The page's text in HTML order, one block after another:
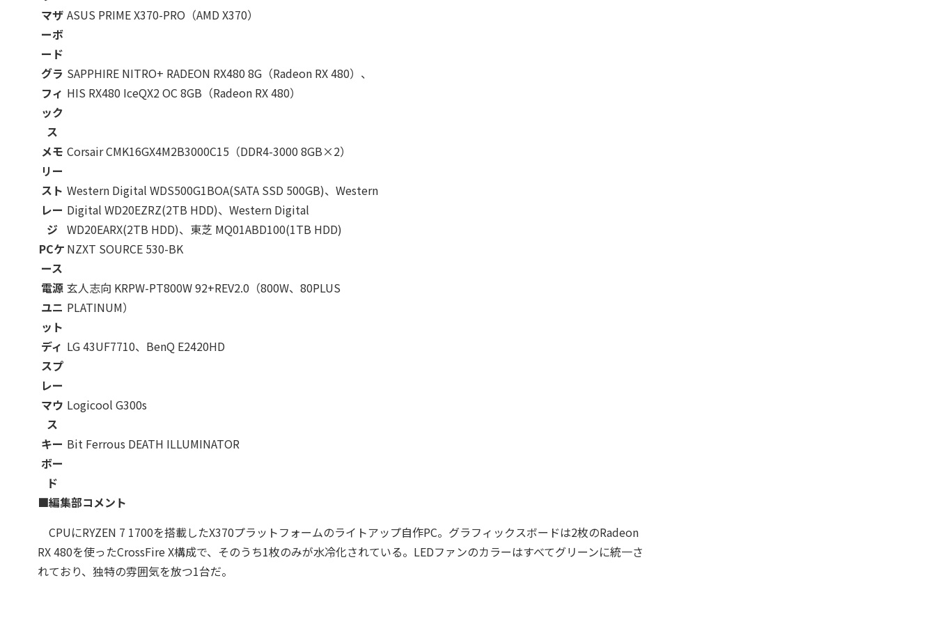
マザ
ーボ
ード
ASUS PRIME X370-PRO（AMD X370）
グラ
フィ
ック
ス
SAPPHIRE NITRO+ RADEON RX480 8G（Radeon RX 480）、
HIS RX480 IceQX2 OC 8GB（Radeon RX 480）
メモ
リー
Corsair CMK16GX4M2B3000C15（DDR4-3000 8GB×2）
スト
レー
ジ
Western Digital WDS500G1BOA(SATA SSD 500GB)、Western
Digital WD20EZRZ(2TB HDD)、Western Digital
WD20EARX(2TB HDD)、東芝 MQ01ABD100(1TB HDD)
PCケ
ース
NZXT SOURCE 530-BK
電源
ユニ
ット
玄人志向 KRPW-PT800W 92+REV2.0（800W、80PLUS
PLATINUM）
ディ
スプ
レー
LG 43UF7710、BenQ E2420HD
マウ
ス
Logicool G300s
キー
ボー
ド
Bit Ferrous DEATH ILLUMINATOR
■編集部コメント
CPUにRYZEN 7 1700を搭載したX370プラットフォームのライトアップ自作PC。グラフィックスボードは2枚のRadeon
RX 480を使ったCrossFire X構成で、そのうち1枚のみが水冷化されている。LEDファンのカラーはすべてグリーンに統一さ
れており、独特の雰囲気を放つ1台だ。